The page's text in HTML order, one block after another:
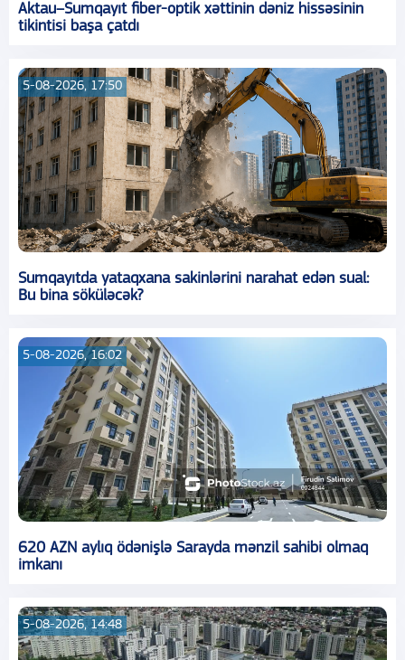
Aktau–Sumqayıt fiber-optik xəttinin dəniz hissəsinin
tikintisi başa çatdı
5-08-2026, 17:50
Sumqayıtda yataqxana sakinlərini narahat edən sual:
Bu bina söküləcək?
5-08-2026, 16:02
620 AZN aylıq ödənişlə Sarayda mənzil sahibi olmaq
imkanı
5-08-2026, 14:48